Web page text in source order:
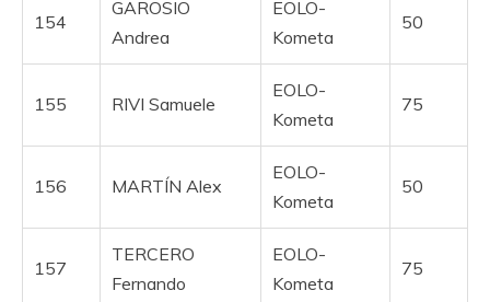
154
GAROSIO
Andrea
EOLO-
Kometa
50
155 RIVI Samuele
EOLO-
Kometa
75
156 MARTÍN Alex
EOLO-
Kometa
50
157
TERCERO
Fernando
EOLO-
Kometa
75